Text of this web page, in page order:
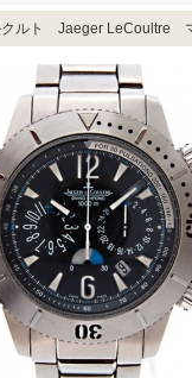
クルト Jaeger LeCoultre